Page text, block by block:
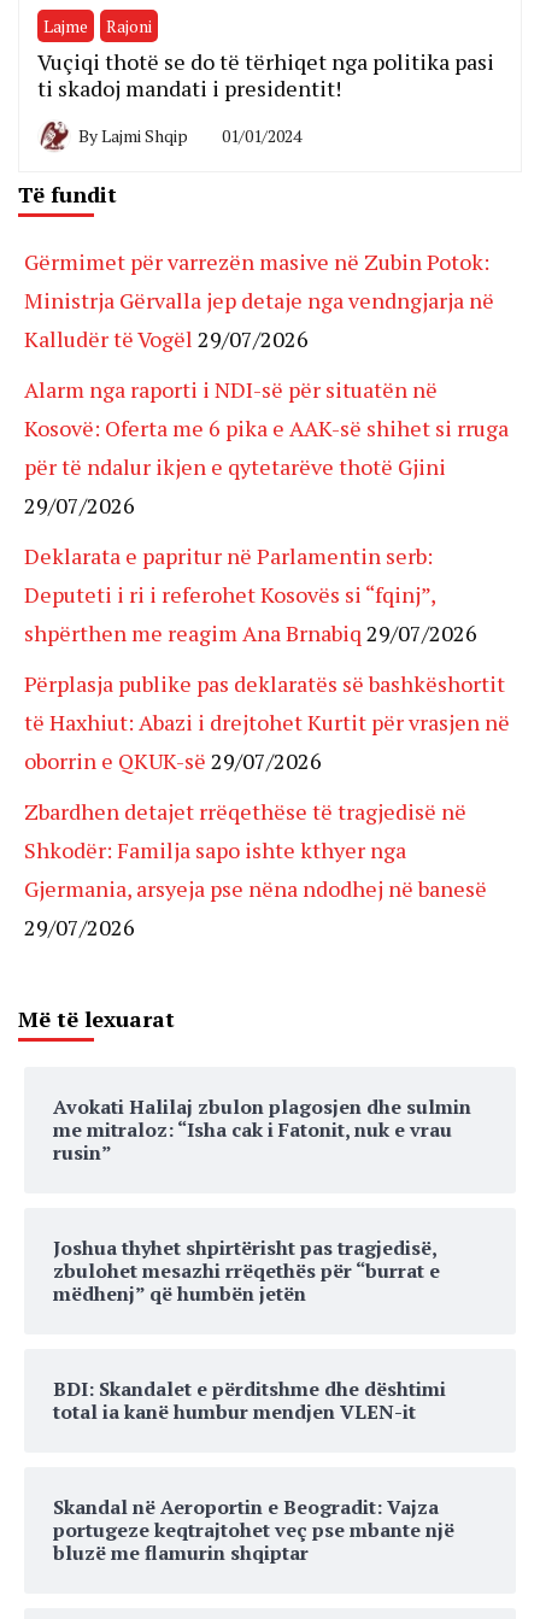
Lajme Rajoni
Vuçiqi thotë se do të tërhiqet nga politika pasi
ti skadoj mandati i presidentit!
ByLajmi Shqip 01/01/2024
Të fundit
Gërmimet për varrezën masive në Zubin Potok:
Ministrja Gërvalla jep detaje nga vendngjarja në
Kalludër të Vogël 29/07/2026
Alarm nga raporti i NDI-së për situatën në
Kosovë: Oferta me 6 pika e AAK-së shihet si rruga
për të ndalur ikjen e qytetarëve thotë Gjini
29/07/2026
Deklarata e papritur në Parlamentin serb:
Deputeti i ri i referohet Kosovës si “fqinj”,
shpërthen me reagim Ana Brnabiq 29/07/2026
Përplasja publike pas deklaratës së bashkëshortit
të Haxhiut: Abazi i drejtohet Kurtit për vrasjen në
oborrin e QKUK-së 29/07/2026
Zbardhen detajet rrëqethëse të tragjedisë në
Shkodër: Familja sapo ishte kthyer nga
Gjermania, arsyeja pse nëna ndodhej në banesë
29/07/2026
Më të lexuarat
Avokati Halilaj zbulon plagosjen dhe sulmin
me mitraloz: “Isha cak i Fatonit, nuk e vrau
rusin”
Joshua thyhet shpirtërisht pas tragjedisë,
zbulohet mesazhi rrëqethës për “burrat e
mëdhenj” që humbën jetën
BDI: Skandalet e përditshme dhe dështimi
total ia kanë humbur mendjen VLEN-it
Skandal në Aeroportin e Beogradit: Vajza
portugeze keqtrajtohet veç pse mbante një
bluzë me flamurin shqiptar